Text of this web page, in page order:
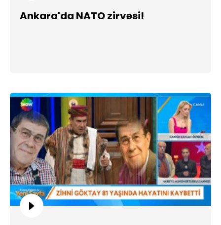
Ankara'da NATO zirvesi!